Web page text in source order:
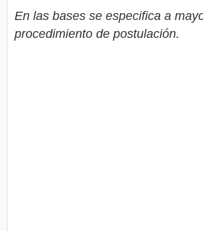
En las bases se especifica a
procedimiento de postulación.